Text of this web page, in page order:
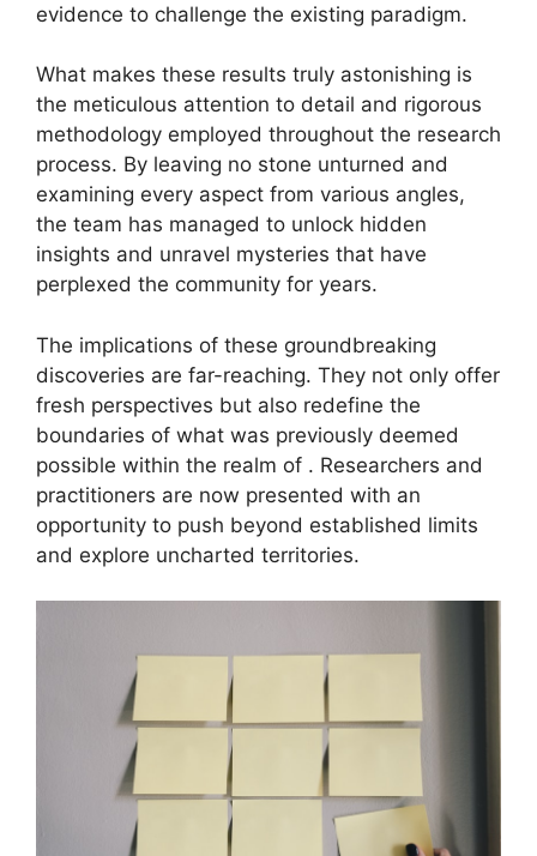
evidence to challenge the existing paradigm.
What makes these results truly astonishing is
the meticulous attention to detail and rigorous
methodology employed throughout the research
process. By leaving no stone unturned and
examining every aspect from various angles,
the team has managed to unlock hidden
insights and unravel mysteries that have
perplexed the community for years.
The implications of these groundbreaking
discoveries are far-reaching. They not only offer
fresh perspectives but also redefine the
boundaries of what was previously deemed
possible within the realm of . Researchers and
practitioners are now presented with an
opportunity to push beyond established limits
and explore uncharted territories.